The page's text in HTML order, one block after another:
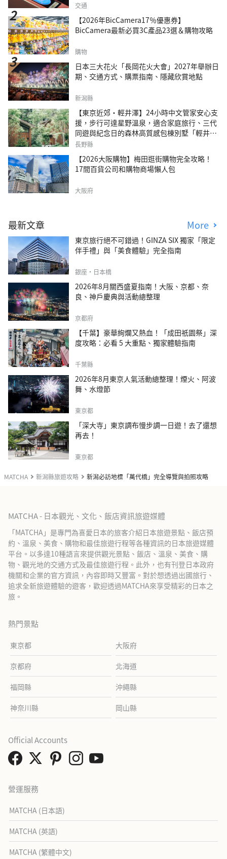
MATCHA 新潟縣旅遊攻略 新潟必訪地標「萬代橋」完全導覽與拍照攻略
交通
【2026年BicCamera17％優惠券】
BicCamera最新必買3C產品23選＆購物攻略
購物
日本三大花火「長岡花火大會」2027年舉辦日
期、交通方式、購票指南、隱藏欣賞地點
新潟縣
【東京近郊・輕井澤】24小時中文管家安心支
援，步行可達星野溫泉，適合家庭旅行、三代
同遊與紀念日的森林高質感包棟別墅「輕井澤
森四季VILLA」
長野縣
【2026大阪購物】梅田逛街購物完全攻略！
17間百貨公司和購物商場懶人包
大阪府
最新文章 More
東京旅行絕不可錯過！GINZA SIX 獨家「限定
伴手禮」與「美食體驗」完全指南
銀座・日本橋
2026年8月關西盛夏指南！大阪、京都、奈
良、神戶慶典與活動總整理
京都府
【千葉】豪華絢爛又熱血！「成田祇園祭」深
度攻略：必看 5 大重點、獨家體驗指南
千葉縣
2026年8月東京人氣活動總整理！煙火、阿波
舞、水燈節
東京都
「深大寺」東京調布慢步調一日遊！去了還想
再去！
東京都
MATCHA - 日本觀光、文化、飯店資訊旅遊媒體
「MATCHA」是專門為喜愛日本的旅客介紹日本旅遊景點、飯店預
約、溫泉、美食、購物和最佳旅遊行程等各種資訊的日本旅遊媒體
平台。以多達10種語言來提供觀光景點、飯店、溫泉、美食、購
物、觀光地的交通方式及最佳旅遊行程。此外，也有刊登日本政府
機關和企業的官方資訊，內容即時又豐富。對於想透過出國旅行、
追求全新旅遊體驗的遊客，歡迎透過MATCHA來享受精彩的日本之
旅。
熱門景點
東京都 大阪府
京都府 北海道
福岡縣 沖繩縣
神奈川縣 岡山縣
營運服務
MATCHA (日本語)
MATCHA (英語)
MATCHA (繁體中文)
Official Accounts